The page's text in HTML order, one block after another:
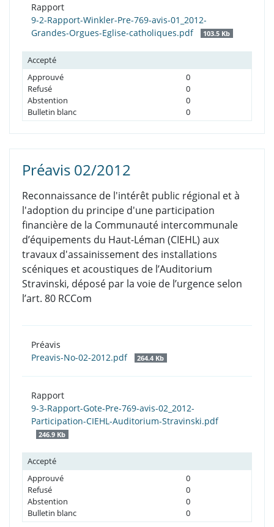
Rapport
9-2-Rapport-Winkler-Pre-769-avis-01_2012-
Grandes-Orgues-Eglise-catholiques.pdf
103.5 Kb
Accepté
Approuvé
0
Refusé
0
Abstention
0
Bulletin blanc
0
Préavis 02/2012
Reconnaissance de l'intérêt public régional et à
l'adoption du principe d'une participation
financière de la Communauté intercommunale
d’équipements du Haut-Léman (CIEHL) aux
travaux d'assainissement des installations
scéniques et acoustiques de l’Auditorium
Stravinski, déposé par la voie de l’urgence selon
l’art. 80 RCCom
Préavis
Preavis-No-02-2012.pdf
264.4 Kb
Rapport
9-3-Rapport-Gote-Pre-769-avis-02_2012-
Participation-CIEHL-Auditorium-Stravinski.pdf
246.9 Kb
Accepté
Approuvé
0
Refusé
0
Abstention
0
Bulletin blanc
0